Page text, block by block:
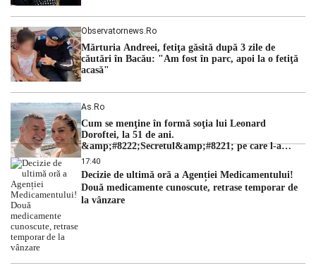
Observatornews.ro
Mărturia Andreei, fetiţa găsită după 3 zile de
căutări în Bacău: "Am fost în parc, apoi la o fetiţă
acasă"
As.ro
Cum se menţine în formă soţia lui Leonard
Doroftei, la 51 de ani.
&amp;#8222;Secretul&amp;#8221; pe care l-a
dezvăluit
17:40
Decizie de ultimă oră a Agenției Medicamentului!
Două medicamente cunoscute, retrase temporar de
la vânzare